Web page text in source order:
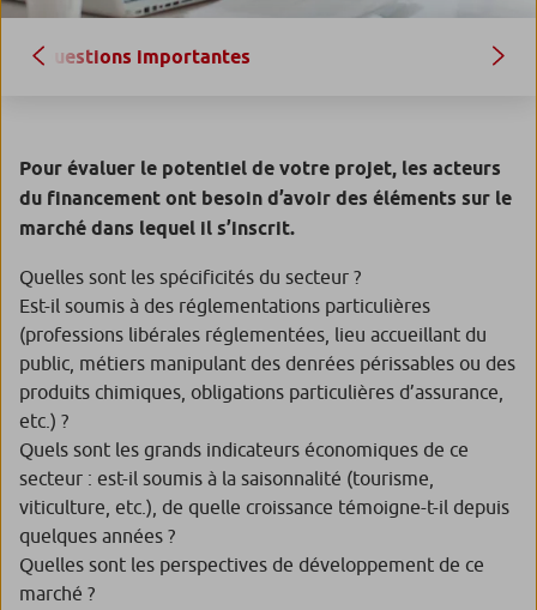
Questions importantes
Pour évaluer le potentiel de votre projet, les acteurs
du financement ont besoin d’avoir des éléments sur le
marché dans lequel il s’inscrit.
Quelles sont les spécificités du secteur ?
Est-il soumis à des réglementations particulières
(professions libérales réglementées, lieu accueillant du
public, métiers manipulant des denrées périssables ou des
produits chimiques, obligations particulières d’assurance,
etc.) ?
Quels sont les grands indicateurs économiques de ce
secteur : est-il soumis à la saisonnalité (tourisme,
viticulture, etc.), de quelle croissance témoigne-t-il depuis
quelques années ?
Quelles sont les perspectives de développement de ce
marché ?